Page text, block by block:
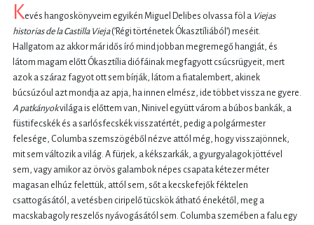
Kevés hangoskönyveim egyikén Miguel Delibes olvassa föl a Viejas
historias de la Castilla Vieja(’Régi történetek Ókasztíliából’) meséit.
Hallgatom az akkor már idős író mind jobban megremegő hangját, és
látom magam előtt Ókasztília diófáinak megfagyott csúcsrügyeit, mert
azok a száraz fagyot ott sem bírják, látom a fiatalembert, akinek
búcsúzóul azt mondja az apja, ha innen elmész, ide többet vissza ne gyere.
A patkányokvilága is előttem van, Ninivel együtt várom a búbos bankák, a
füstifecskék és a sarlósfecskék visszatértét, pedig a polgármester
felesége, Columba szemszögéből nézve attól még, hogy visszajönnek,
mit sem változik a világ. A fürjek, a kékszarkák, a gyurgyalagok jöttével
sem, vagy amikor az örvös galambok népes csapata kétezer méter
magasan elhúz felettük, attól sem, sőt a kecskefejők féktelen
csattogásától, a vetésben ciripelő tücskök átható énekétől, meg a
macskabagoly reszelős nyávogásától sem. Columba szemében a falu egy